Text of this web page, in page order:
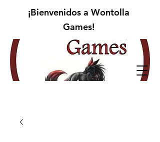
¡Bienvenidos a Wontolla
Games!